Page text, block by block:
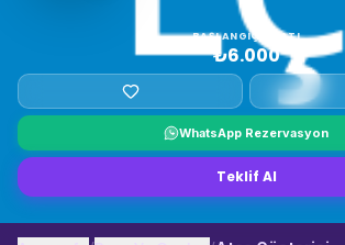
BAŞLANGIÇ FIYATI
₺6.000
WhatsApp Rezervasyon
Teklif Al